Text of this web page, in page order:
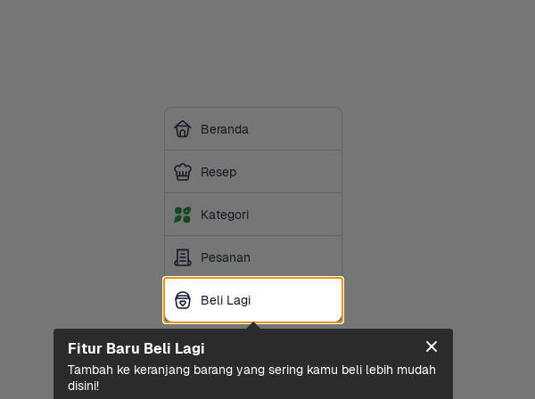
Beranda
Resep
Kategori
Pesanan
Beli Lagi
Beli Lagi
Fitur Baru Beli Lagi
Tambah ke keranjang barang yang sering kamu beli lebih mudah
disini!